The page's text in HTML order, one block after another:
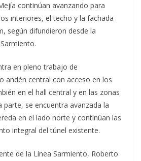
continúan avanzando para
interiores, el techo y la fachada
según difundieron desde la
en pleno trabajo de
andén central con acceso en los
en el hall central y en las zonas
parte, se encuentra avanzada la
en el lado norte y continúan las
integral del túnel existente.
de la Línea Sarmiento, Roberto